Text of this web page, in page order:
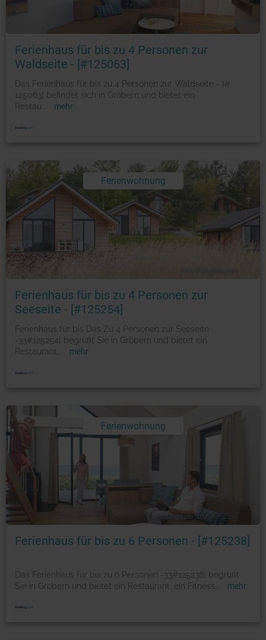
Foto: © booking.com
Ferienhaus für bis zu 4 Personen zur
Waldseite - [#125063]
Das Ferienhaus für bis zu 4 Personen zur Waldseite - [#
125063] befindet sich in Gröbern und bietet ein
Restau
mehr
Ferienwohnung
Ferienhaus für bis zu 4 Personen zur
Seeseite - [#125254]
Ferienhaus für bis Das Zu 4 Personen zur Seeseite
-33#125254] begrüßt Sie in Gröbern und bietet ein
Restaurant
mehr
Ferienwohnung
Foto: © booking.com
Ferienhaus für bis zu 6 Personen - [#125238]
Das Ferienhaus für bis zu 6 Personen -33#125238] begrüßt
Sie in Gröbern und bietet ein Restaurant, ein Fitness
mehr